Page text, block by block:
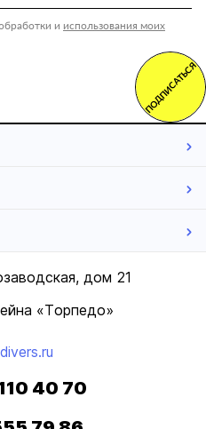
и использования моих
ПОДПИСАТЬСЯ
дом 21
«Торпедо»
40 70